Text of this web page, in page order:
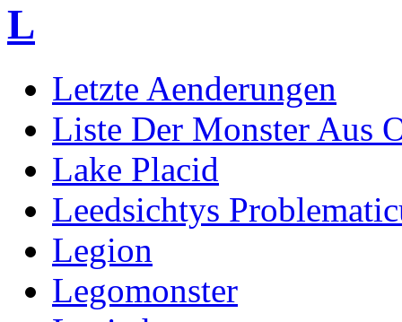
L
Letzte Aenderungen
Liste Der Monster Aus
Lake Placid
Leedsichtys
Legion
Legomonster